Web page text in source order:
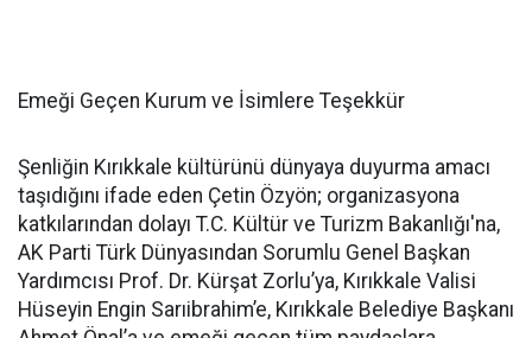
Emeği Geçen Kurum ve İsimlere Teşekkür
Şenliğin Kırıkkale kültürünü dünyaya duyurma amacı
taşıdığını ifade eden Çetin Özyön; organizasyona
katkılarından dolayı T.C. Kültür ve Turizm Bakanlığı'na,
AK Parti Türk Dünyasından Sorumlu Genel Başkan
Yardımcısı Prof. Dr. Kürşat Zorlu’ya, Kırıkkale Valisi
Hüseyin Engin Sarıibrahim’e, Kırıkkale Belediye Başkanı